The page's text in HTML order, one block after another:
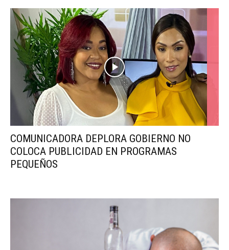
COMUNICADORA DEPLORA GOBIERNO NO
COLOCA PUBLICIDAD EN PROGRAMAS
PEQUEÑOS